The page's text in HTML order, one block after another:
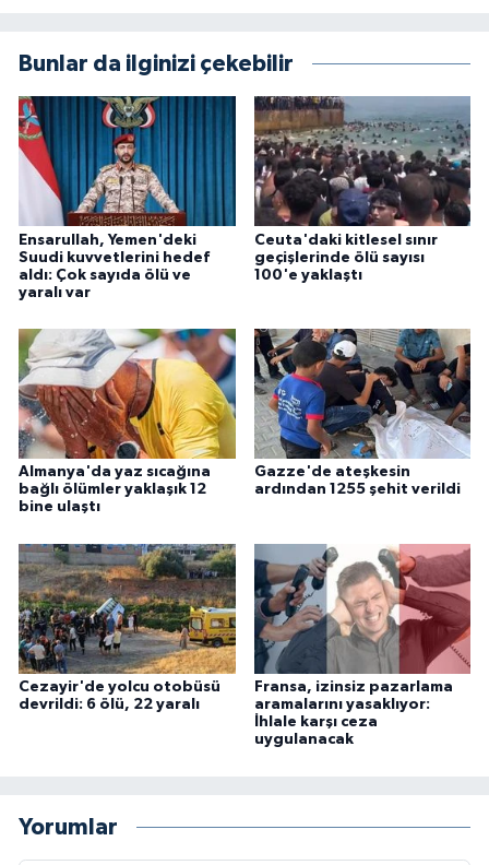
Bunlar da ilginizi çekebilir
Ensarullah, Yemen'deki
Suudi kuvvetlerini hedef
aldı: Çok sayıda ölü ve
yaralı var
Ceuta'daki kitlesel sınır
geçişlerinde ölü sayısı
100'e yaklaştı
Almanya'da yaz sıcağına
bağlı ölümler yaklaşık 12
bine ulaştı
Gazze'de ateşkesin
ardından 1255 şehit verildi
Cezayir'de yolcu otobüsü
devrildi: 6 ölü, 22 yaralı
Fransa, izinsiz pazarlama
aramalarını yasaklıyor:
İhlale karşı ceza
uygulanacak
Yorumlar